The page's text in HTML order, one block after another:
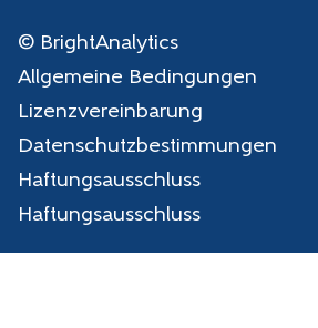
© BrightAnalytics
Allgemeine Bedingungen
Lizenzvereinbarung
Datenschutzbestimmungen
Haftungsausschluss
Haftungsausschluss